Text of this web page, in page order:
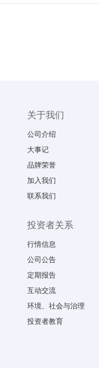
关于我们
公司介绍
大事记
品牌荣誉
加入我们
联系我们
投资者关系
行情信息
公司公告
定期报告
互动交流
环境、社会与治理
投资者教育